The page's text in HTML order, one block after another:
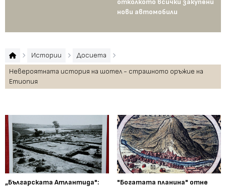
отколкото всички закупени
нови автомобили
Истории
Досиета
Невероятната история на шотел - страшното оръжие на
Етиопия
„Българската Атлантида":
"Богатата планина" отне